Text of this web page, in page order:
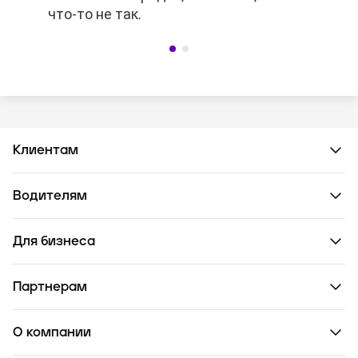
что-то не так.
что-то не так.
Клиентам
Водителям
Для бизнеса
Партнерам
О компании